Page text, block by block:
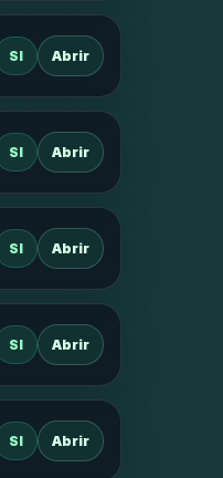
SI Abrir
SI Abrir
SI Abrir
SI Abrir
SI Abrir